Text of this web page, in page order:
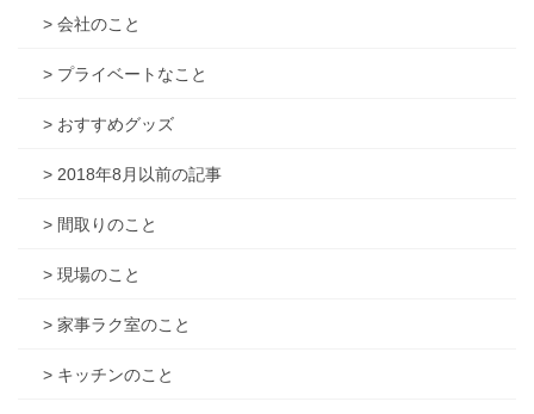
> 会社のこと
> プライベートなこと
> おすすめグッズ
> 2018年8月以前の記事
> 間取りのこと
> 現場のこと
> 家事ラク室のこと
> キッチンのこと